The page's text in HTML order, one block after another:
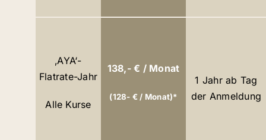
‚AYA‘-
Flatrate-Jahr
Alle Kurse
138,- € / Monat
(128- € / Monat)*
1 Jahr ab Tag
der Anmeldung